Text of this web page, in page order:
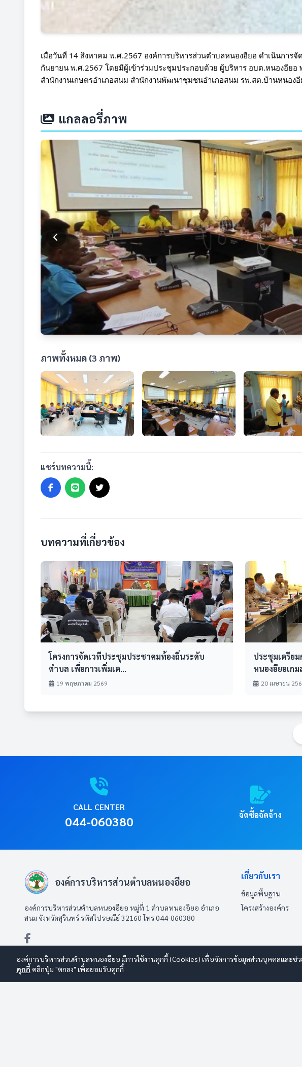
เมื่อวันที่ 14 สิงหาคม พ.ศ.2567 องค์การบริหารส่วนตำบลหนองอียอ ดำเนินกา
กันยายน พ.ศ.2567 โดยมีผู้เข้าร่วมประชุมประกอบด้วย ผู้บริหาร อบต.หนองอีย
สำนักงานเกษตรอำเภอสนม สำนักงานพัฒนาชุมชนอำเภอสนม รพ.สต.บ้านหนอง
แกลลอรี่ภาพ
ภาพทั้งหมด (3 ภาพ)
แชร์บทความนี้:
บทความที่เกี่ยวข้อง
โครงการจัดเวทีประชุมประชาคมท้องถิ่นระดับ
ตำบล เพื่อการเพิ่มเต...
19 พฤษภาคม 2569
ประชุมเตรีย
หนองอียอเกม
20 เมษายน
CALL CENTER
044-060380 จัดซื้อจัดจ้าง
องค์การบริหารส่วนตำบลหนองอียอ
องค์การบริหารส่วนตำบลหนองอียอ หมู่ที่ 1 ตำบลหนองอียอ อำเภอ
สนม จังหวัดสุรินทร์ รหัสไปรษณีย์ 32160 โทร 044-060380
เกี่ยวกับเรา
ข้อมูลพื้นฐาน
โครงสร้างองค์กร
องค์การบริหารส่วนตำบลหนองอียอ มีการใช้งานคุกกี้ (Cookies) เพื่อจัดการข้อมูลส่วนบุคคลและช่
คุกกี้ คลิกปุ่ม "ตกลง" เพื่อยอมรับคุกกี้